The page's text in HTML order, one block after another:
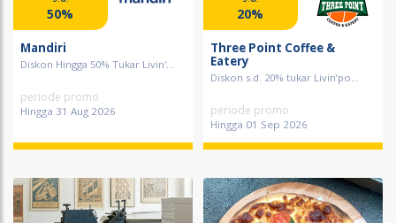
50%
Mandiri
Diskon Hingga 50% Tukar Livin'...
periode promo
Hingga 31 Aug 2026
20%
Three Point Coffee &
Eatery
Diskon s.d. 20% tukar Livin’po...
periode promo
Hingga 01 Sep 2026